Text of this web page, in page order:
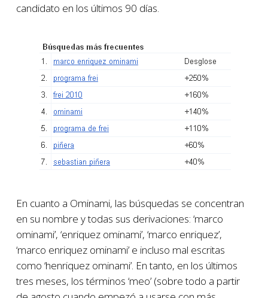
candidato en los últimos 90 días.
En cuanto a Ominami, las búsquedas se concentran
en su nombre y todas sus derivaciones: ‘marco
ominami’, ‘enriquez ominami’, ‘marco enriquez’,
‘marco enriquez ominami’ e incluso mal escritas
como ‘henriquez ominami’. En tanto, en los últimos
tres meses, los términos ‘meo’ (sobre todo a partir